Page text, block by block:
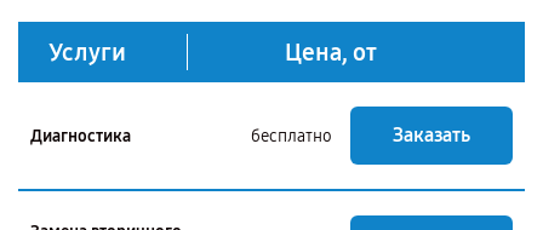
Услуги Цена, от
Диагностика бесплатно Заказать